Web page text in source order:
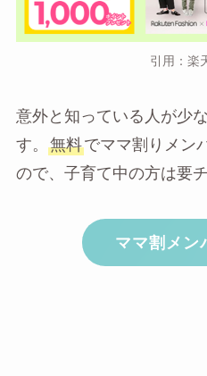
引用：楽
意外と知っている人が少
す。 無料でママ割りメン
ので、子育て中の方は要
ママ割メン